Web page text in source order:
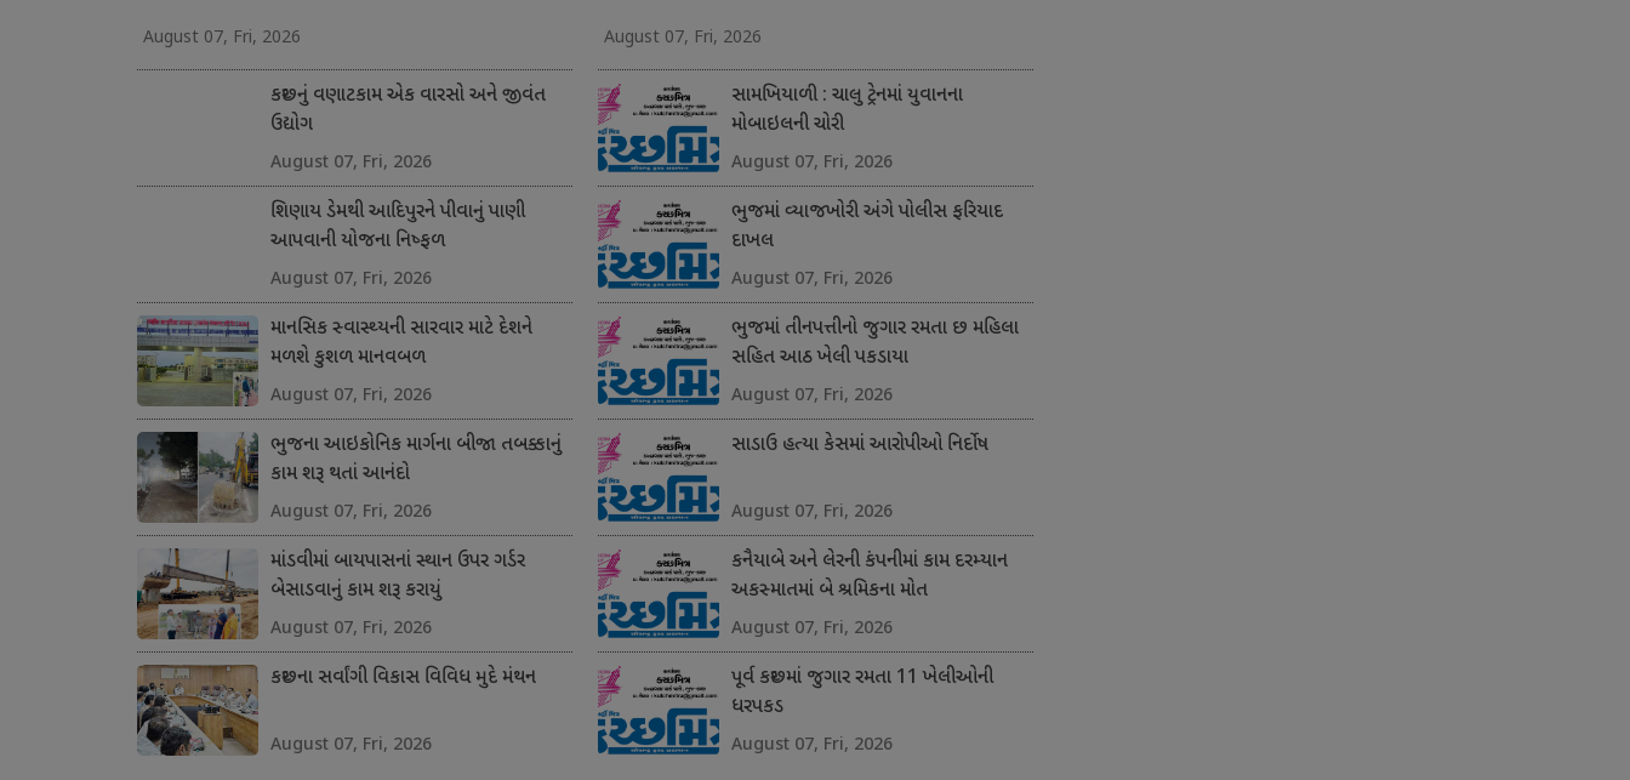
August 07, Fri, 2026
કચ્છનું વણાટકામ એક વારસો અને જીવંત
ઉદ્યોગ
August 07, Fri, 2026
શિણાય ડેમથી આદિપુરને પીવાનું પાણી
આપવાની યોજના નિષ્ફળ
August 07, Fri, 2026
માનસિક સ્વાસ્થ્યની સારવાર માટે દેશને
મળશે કુશળ માનવબળ
August 07, Fri, 2026
ભુજના આઇકોનિક માર્ગના બીજા તબક્કાનું
કામ શરૂ થતાં આનંદો
August 07, Fri, 2026
માંડવીમાં બાયપાસનાં સ્થાન ઉપર ગર્ડર
બેસાડવાનું કામ શરૂ કરાયું
August 07, Fri, 2026
કચ્છના સર્વાંગી વિકાસ વિવિધ મુદે મંથન
August 07, Fri, 2026
August 07, Fri, 2026
સામખિયાળી : ચાલુ ટ્રેનમાં યુવાનના
મોબાઇલની ચોરી
August 07, Fri, 2026
ભુજમાં વ્યાજખોરી અંગે પોલીસ ફરિયાદ
દાખલ
August 07, Fri, 2026
ભુજમાં તીનપત્તીનો જુગાર રમતા છ મહિલા
સહિત આઠ ખેલી પકડાયા
August 07, Fri, 2026
સાડાઉ હત્યા કેસમાં આરોપીઓ નિર્દોષ
August 07, Fri, 2026
કનૈયાબે અને લેરની કંપનીમાં કામ દરમ્યાન
અકસ્માતમાં બે શ્રમિકના મોત
August 07, Fri, 2026
પૂર્વ કચ્છમાં જુગાર રમતા 11 ખેલીઓની
ધરપકડ
August 07, Fri, 2026